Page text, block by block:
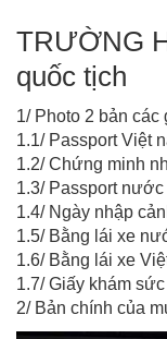
TRƯỜNG
quốc tịch
1/ Photo 2 bản các
1.1/ Passport Việt
1.2/ Chứng minh
1.3/ Passport nước
1.4/ Ngày nhập
1.5/ Bằng lái xe
1.6/ Bằng lái xe
1.7/ Giấy khám
2/ Bản chính của